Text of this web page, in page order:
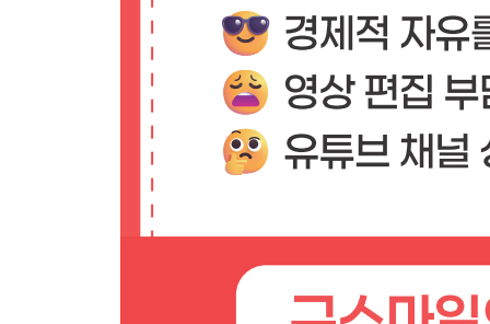
유튜브 얼굴 노출! 필수 아닌 선택
[실천 노트] 유튜브 AI 더빙 콘텐츠 수익화 정책 변화
AI 더빙으로 유튜브 만들기
AI 더빙, 이렇게 해보자
AI 더빙이 더 자연스럽게 들리려면?
[실천 노트] 나를 대신할 전문 성우 고용하기
LESSON 06 챗GPT 및 다양한 AI 프로그램 활용하
챗GPT로 유튜브 배너, 로고 아이디어 얻기
유튜브 대본도 챗GPT로 작성할 수 있다